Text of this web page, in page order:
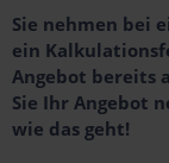
Sie nehmen bei
ein
Angebot bereits
Sie Ihr Angebot
wie das geht!